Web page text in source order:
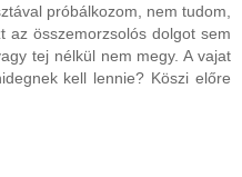
próbálkozom, nem tudom,
az összemorzsolós dolgot sem
tej nélkül nem megy. A vajat
kell lennie? Köszi előre